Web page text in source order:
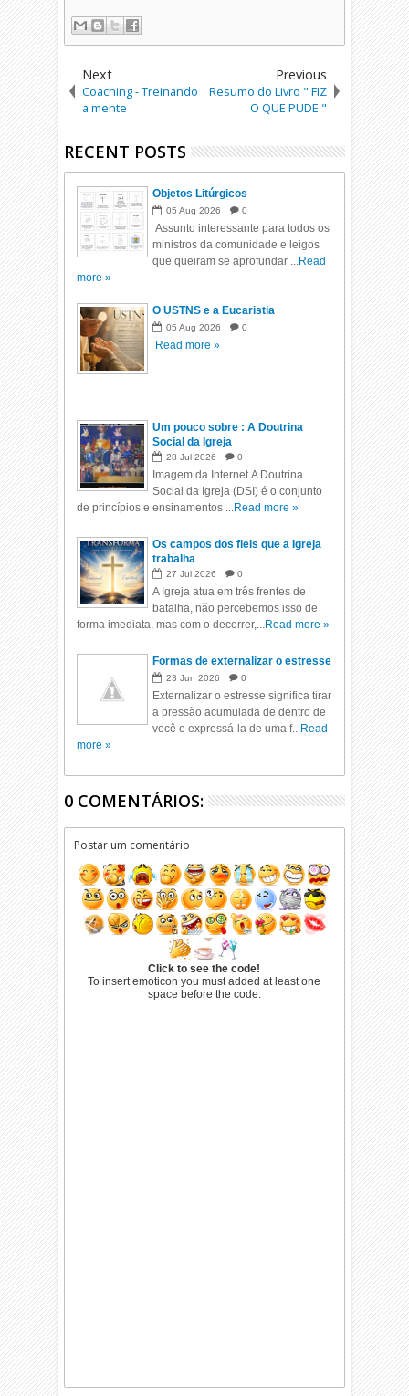
Next
Coaching - Treinando
a mente
Previous
Resumo do Livro " FIZ
O QUE PUDE "
RECENT POSTS
Objetos Litúrgicos
05 Aug 2026 0
Assunto interessante para todos os
ministros da comunidade e leigos
que queiram se aprofundar ...Read
more »
O USTNS e a Eucaristia
05 Aug 2026 0
Read more »
Um pouco sobre : A Doutrina
Social da Igreja
28 Jul 2026 0
Imagem da Internet A Doutrina
Social da Igreja (DSI) é o conjunto
de princípios e ensinamentos ...Read more »
Os campos dos fieis que a Igreja
trabalha
27 Jul 2026 0
A Igreja atua em três frentes de
batalha, não percebemos isso de
forma imediata, mas com o decorrer,...Read more »
Formas de externalizar o estresse
23 Jun 2026 0
Externalizar o estresse significa tirar
a pressão acumulada de dentro de
você e expressá-la de uma f...Read
more »
0 COMENTÁRIOS:
Postar um comentário
Click to see the code!
To insert emoticon you must added at least one
space before the code.